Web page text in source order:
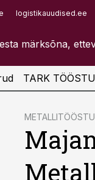
logistikauudised.ee
TARK